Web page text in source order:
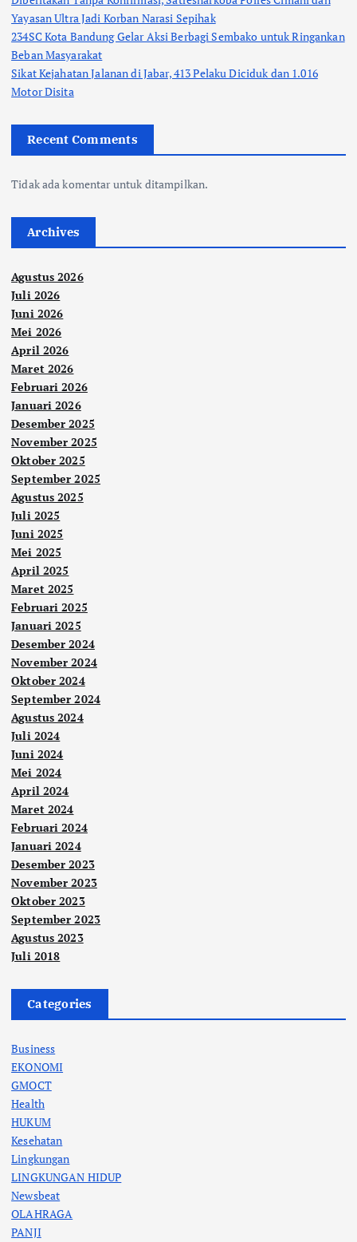
Yayasan Ultra Jadi Korban Narasi Sepihak
234SC Kota Bandung Gelar Aksi Berbagi Sembako untuk Ringankan
Beban Masyarakat
Sikat Kejahatan Jalanan di Jabar, 413 Pelaku Diciduk dan 1.016
Motor Disita
Recent Comments
Tidak ada komentar untuk ditampilkan.
Archives
Agustus 2026
Juli 2026
Juni 2026
Mei 2026
April 2026
Maret 2026
Februari 2026
Januari 2026
Desember 2025
November 2025
Oktober 2025
September 2025
Agustus 2025
Juli 2025
Juni 2025
Mei 2025
April 2025
Maret 2025
Februari 2025
Januari 2025
Desember 2024
November 2024
Oktober 2024
September 2024
Agustus 2024
Juli 2024
Juni 2024
Mei 2024
April 2024
Maret 2024
Februari 2024
Januari 2024
Desember 2023
November 2023
Oktober 2023
September 2023
Agustus 2023
Juli 2018
Categories
Business
EKONOMI
GMOCT
Health
HUKUM
Kesehatan
Lingkungan
LINGKUNGAN HIDUP
Newsbeat
OLAHRAGA
PANJI